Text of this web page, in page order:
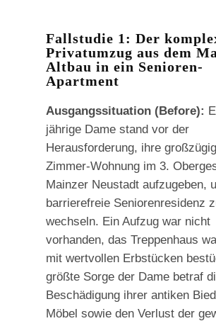
Fallstudie 1: Der
Privatumzug aus dem
Altbau in ein Senioren-
Apartment
Ausgangssituation (Before):
jährige Dame stand vor der
Herausforderung, ihre
Zimmer-Wohnung im 3.
Mainzer Neustadt aufzugeben,
barrierefreie Seniorenresidenz
wechseln. Ein Aufzug war nicht
vorhanden, das Treppenhaus
mit wertvollen Erbstücken
größte Sorge der Dame betraf
Beschädigung ihrer antiken
Möbel sowie den Verlust der